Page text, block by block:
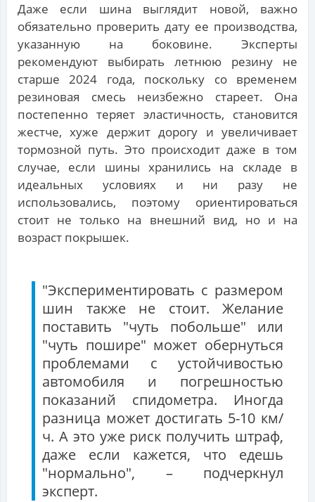
Даже если шина выглядит новой, важно
обязательно проверить дату ее производства,
указанную на боковине. Эксперты
рекомендуют выбирать летнюю резину не
старше 2024 года, поскольку со временем
резиновая смесь неизбежно стареет. Она
постепенно теряет эластичность, становится
жестче, хуже держит дорогу и увеличивает
тормозной путь. Это происходит даже в том
случае, если шины хранились на складе в
идеальных условиях и ни разу не
использовались, поэтому ориентироваться
стоит не только на внешний вид, но и на
возраст покрышек.
"Экспериментировать с размером
шин также не стоит. Желание
поставить "чуть побольше" или
"чуть пошире" может обернуться
проблемами с устойчивостью
автомобиля и погрешностью
показаний спидометра. Иногда
разница может достигать 5-10 км/
ч. А это уже риск получить штраф,
даже если кажется, что едешь
"нормально", – подчеркнул
эксперт.